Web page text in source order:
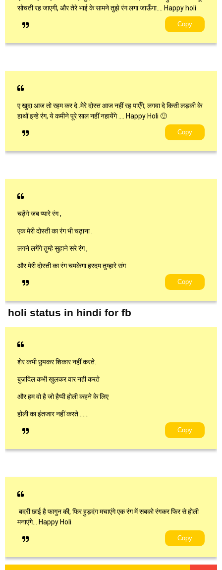
सोचती रह जाएगी, और तेरे भाई के सामने तुझे रंग लगा जाऊँगा…. Happy holi
Copy
ए खुदा आज तो रहम कर दे..मेरे दोस्त आज नहीं रह पाएँगे, लगवा दे किसी लड़की के
हाथों इन्हे रंग, ये कमीने पूरे साल नहीं नहायेंगे …. Happy Holi 🙂
Copy
चढ़ेंगे जब प्यारे रंग ,
एक मेरी दोस्ती का रंग भी चढ़ाना .
लगने लगेंगे तुम्हे सुहाने सरे रंग ,
और मेरी दोस्ती का रंग चमकेगा हरदम तुम्हारे संग
Copy
holi status in hindi for fb
शेर कभी छुपकर शिकार नहीं करते.
बुज़दिल कभी खुलकर वार नही करते
और हम वो है जो हैप्पी होली कहने के लिए
होली का इंतजार नहीं करते…….
Copy
बदरी छाई है फागुन की, फिर हुड़दंग मचाएंगे एक रंग में सबको रंगकर फिर से होली
मनाएंगे… Happy Holi
Copy